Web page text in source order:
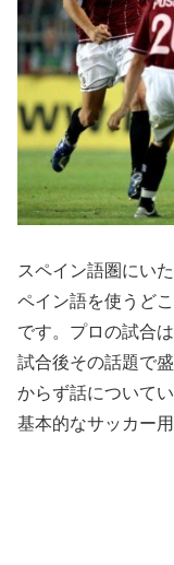
スペイン語圏にい
ペイン語を使うど
です。プロの試合
試合後その話題で
からず話について
基本的なサッカー